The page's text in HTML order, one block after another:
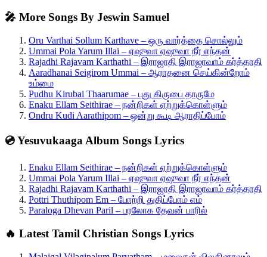
🎤 More Songs By Jeswin Samuel
Oru Varthai Sollum Karthave – ஒரு வார்த்தை சொல்லும்
Ummai Pola Yarum Illai – ஏஷுவா ஏஷுவா நீர் எந்தன்
Rajadhi Rajavam Karthathi – இராஜாதி இராஜாவாம் கர்த்தாதி
Aaradhanai Seigirom Ummai – ஆராதனை செய்கின்றோம்
உம்மை
Pudhu Kirubai Thaarumae – புது கிருபை தாருமே
Enaku Ellam Seithirae – நன்றிகள் ஏற்றுக்கொள்ளும்
Ondru Kudi Aarathipom – ஒன்று கூடி ஆராதிப்போம்
💿 Yesuvukaaga Album Songs Lyrics
Enaku Ellam Seithirae – நன்றிகள் ஏற்றுக்கொள்ளும்
Ummai Pola Yarum Illai – ஏஷுவா ஏஷுவா நீர் எந்தன்
Rajadhi Rajavam Karthathi – இராஜாதி இராஜாவாம் கர்த்தாதி
Pottri Thuthipom Em – போற்றி துதிப்போம் எம்
Paraloga Dhevan Paril – பரலோக தேவன் பாரில்
🔥 Latest Tamil Christian Songs Lyrics